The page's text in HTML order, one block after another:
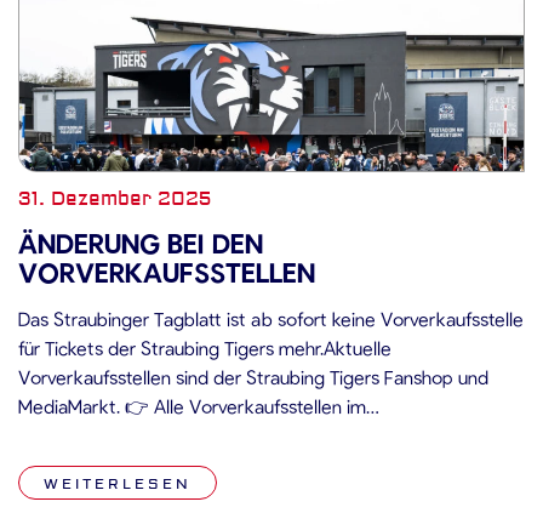
31. Dezember 2025
ÄNDERUNG BEI DEN
VORVERKAUFSSTELLEN
Das Straubinger Tagblatt ist ab sofort keine Vorverkaufsstelle
für Tickets der Straubing Tigers mehr.Aktuelle
Vorverkaufsstellen sind der Straubing Tigers Fanshop und
MediaMarkt. 👉 Alle Vorverkaufsstellen im
tigers.de/vorverkaufsstellen/
WEITERLESEN